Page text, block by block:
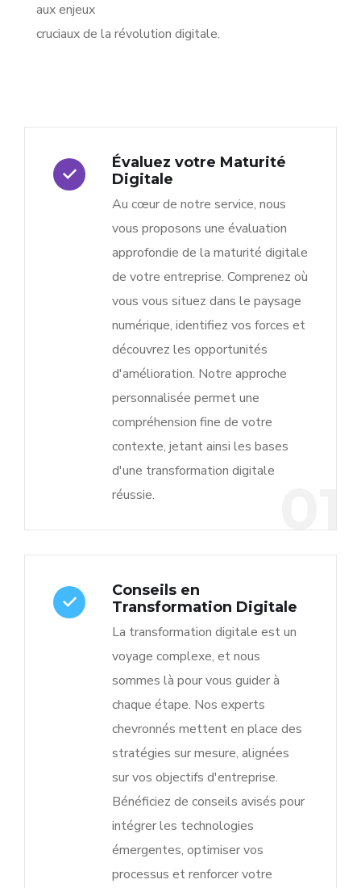
aux enjeux
cruciaux de la révolution digitale.
Évaluez votre Maturité
Digitale
Au cœur de notre service, nous
vous proposons une évaluation
approfondie de la maturité digitale
de votre entreprise. Comprenez où
vous vous situez dans le paysage
numérique, identifiez vos forces et
découvrez les opportunités
d'amélioration. Notre approche
personnalisée permet une
compréhension fine de votre
contexte, jetant ainsi les bases
d'une transformation digitale
réussie.
Conseils en
Transformation Digitale
La transformation digitale est un
voyage complexe, et nous
sommes là pour vous guider à
chaque étape. Nos experts
chevronnés mettent en place des
stratégies sur mesure, alignées
sur vos objectifs d'entreprise.
Bénéficiez de conseils avisés pour
intégrer les technologies
émergentes, optimiser vos
processus et renforcer votre